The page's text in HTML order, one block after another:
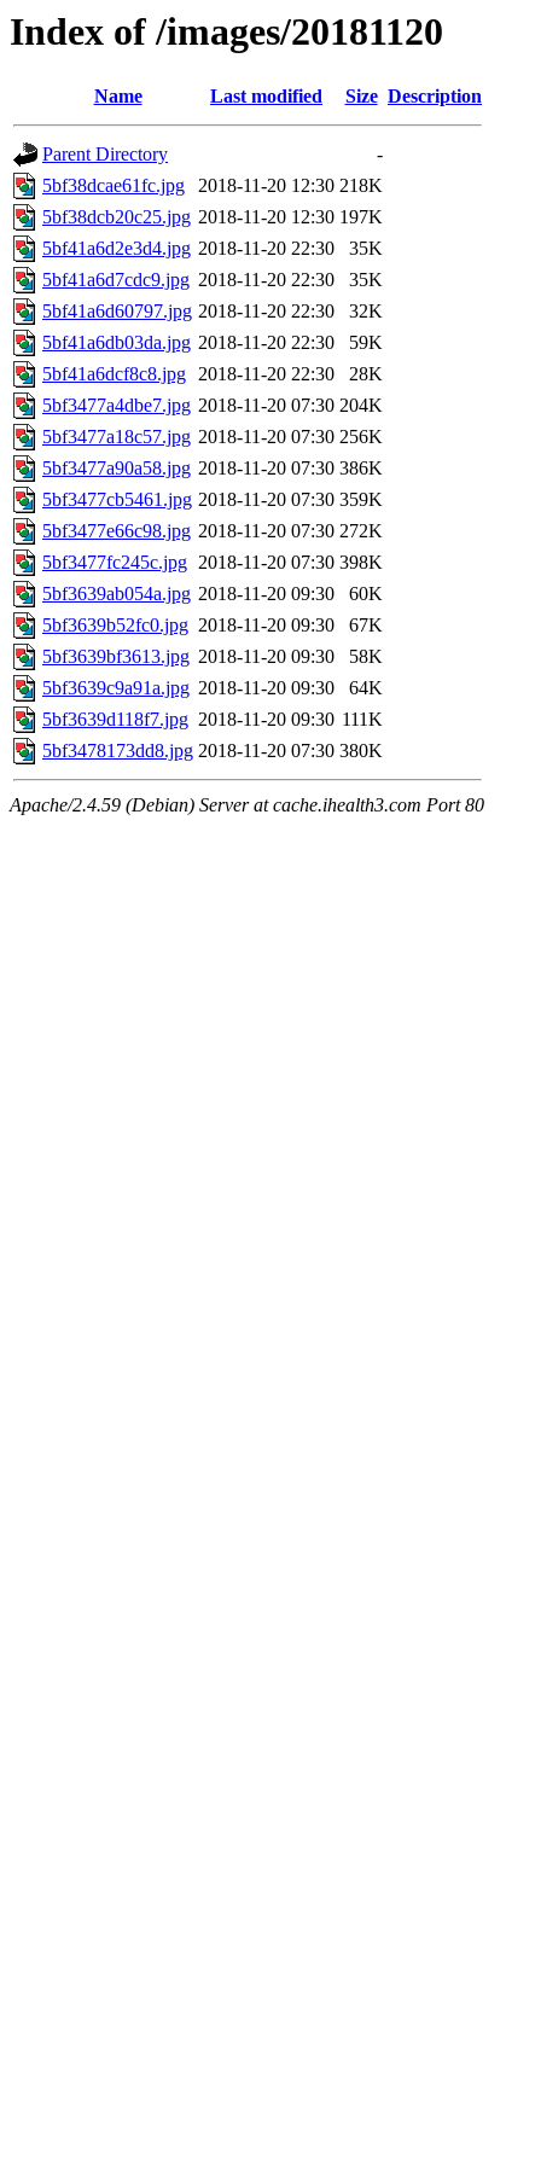
Index of /images/20181120
Name Last modified Size Description
Parent Directory
-
5bf38dcae61fc.jpg
2018-11-20 12:30 218K
5bf38dcb20c25.jpg 2018-11-20 12:30 197K
5bf41a6d2e3d4.jpg 2018-11-20 22:30
35K
5bf41a6d7cdc9.jpg 2018-11-20 22:30
35K
5bf41a6d60797.jpg 2018-11-20 22:30
32K
5bf41a6db03da.jpg 2018-11-20 22:30
59K
5bf41a6dcf8c8.jpg 2018-11-20 22:30
28K
5bf3477a4dbe7.jpg 2018-11-20 07:30 204K
5bf3477a18c57.jpg 2018-11-20 07:30 256K
5bf3477a90a58.jpg 2018-11-20 07:30 386K
5bf3477cb5461.jpg 2018-11-20 07:30 359K
5bf3477e66c98.jpg 2018-11-20 07:30 272K
5bf3477fc245c.jpg 2018-11-20 07:30 398K
5bf3639ab054a.jpg 2018-11-20 09:30
60K
5bf3639b52fc0.jpg 2018-11-20 09:30
67K
5bf3639bf3613.jpg 2018-11-20 09:30
58K
5bf3639c9a91a.jpg 2018-11-20 09:30
64K
5bf3639d118f7.jpg 2018-11-20 09:30 111K
5bf3478173dd8.jpg 2018-11-20 07:30 380K
Apache/2.4.59 (Debian) Server at cache.ihealth3.com Port 80